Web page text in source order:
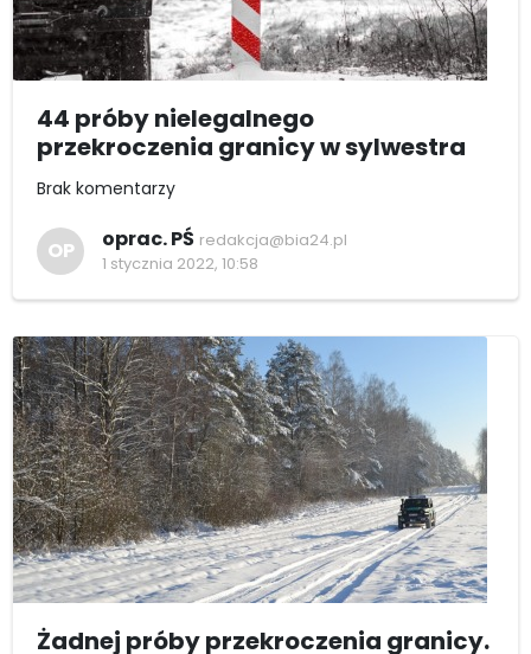
44 próby nielegalnego
przekroczenia granicy w sylwestra
Brak komentarzy
OP oprac. PŚ redakcja@bia24.pl
1 stycznia 2022, 10:58
Żadnej próby przekroczenia granicy.